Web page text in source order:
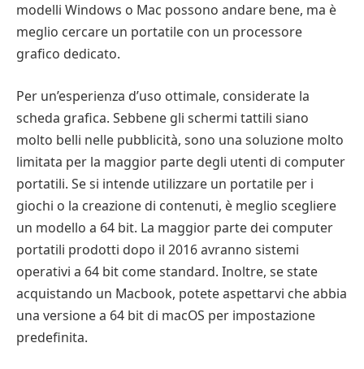
modelli Windows o Mac possono andare bene, ma è
meglio cercare un portatile con un processore
grafico dedicato.
Per un’esperienza d’uso ottimale, considerate la
scheda grafica. Sebbene gli schermi tattili siano
molto belli nelle pubblicità, sono una soluzione molto
limitata per la maggior parte degli utenti di computer
portatili. Se si intende utilizzare un portatile per i
giochi o la creazione di contenuti, è meglio scegliere
un modello a 64 bit. La maggior parte dei computer
portatili prodotti dopo il 2016 avranno sistemi
operativi a 64 bit come standard. Inoltre, se state
acquistando un Macbook, potete aspettarvi che abbia
una versione a 64 bit di macOS per impostazione
predefinita.